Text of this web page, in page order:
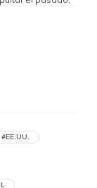
#EE.UU.